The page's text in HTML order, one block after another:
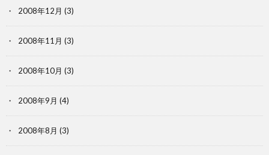
2008年12月 (3)
2008年11月 (3)
2008年10月 (3)
2008年9月 (4)
2008年8月 (3)